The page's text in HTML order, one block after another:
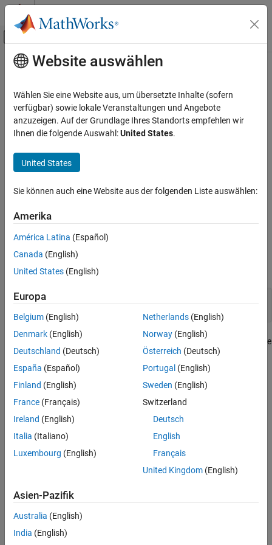
Weiter zum Inhalt
Umschaltung für Off-Canvas-
Startseite der Dokumentation
Linear Algebra
ON THIS PAGE
Syntax
Description
Version History
See Also
Hauptinhalt
condeig
Condition number with respect to eigenvalues
Syntax
c = condeig(A)
[V,D,s] = condeig(A)
Description
c = condeig(A)
the cosines of the angles between the left and right eigenvectors.
[V,D,s] = condeig(A)
[V,D] = eig(A);
Large condition numbers imply that
is near a matrix with multiple
eigenvalues.
Extended Capabilities
expand all
Thread-Based Environment
Run code in the background using MATLAB®
backgroundPool
or accelerate code with Parallel
ThreadPool .
Version History
Introduced before R2006a
Website auswählen
Wählen Sie eine Website aus, um übersetzte Inhalte (sofern
verfügbar) sowie lokale Veranstaltungen und Angebote
anzuzeigen. Auf der Grundlage Ihres Standorts empfehlen wir
Ihnen die folgende Auswahl:United States.
United States
Sie können auch eine Website aus der folgenden Liste auswählen:
Amerika
América Latina (Español)
Canada (English)
United States (English)
Europa
Belgium (English)
Denmark (English)
Deutschland (Deutsch)
España (Español)
Finland (English)
France (Français)
Ireland (English)
Italia (Italiano)
Luxembourg (English)
Netherlands(English)
Norway(English)
Österreich (Deutsch)
Portugal (English)
Sweden (English)
Switzerland
Deutsch
English
Français
United Kingdom(English)
Asien-Pazifik
Australia (English)
India (English)